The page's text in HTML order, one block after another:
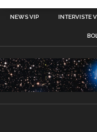
NEWS VIP INTERVISTE